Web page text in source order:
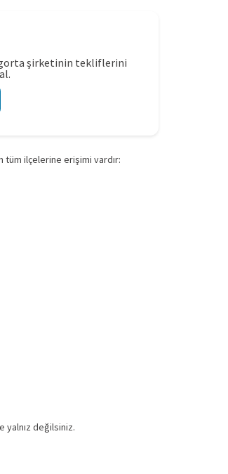
şirketinin tekliflerini
tüm ilçelerine erişimi vardır:
yalnız değilsiniz.